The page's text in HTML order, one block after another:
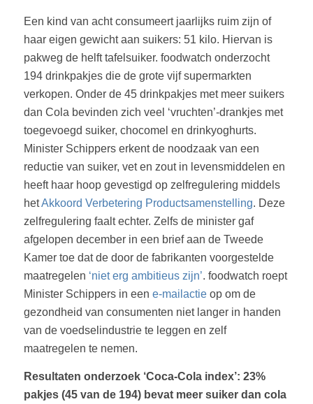
Een kind van acht consumeert jaarlijks ruim zijn of
haar eigen gewicht aan suikers: 51 kilo. Hiervan is
pakweg de helft tafelsuiker. foodwatch onderzocht
194 drinkpakjes die de grote vijf supermarkten
verkopen. Onder de 45 drinkpakjes met meer suikers
dan Cola bevinden zich veel ‘vruchten’-drankjes met
toegevoegd suiker, chocomel en drinkyoghurts.
Minister Schippers erkent de noodzaak van een
reductie van suiker, vet en zout in levensmiddelen en
heeft haar hoop gevestigd op zelfregulering middels
hetAkkoord Verbetering Productsamenstelling. Deze
zelfregulering faalt echter. Zelfs de minister gaf
afgelopen december in een brief aan de Tweede
Kamer toe dat de door de fabrikanten voorgestelde
maatregelen ‘niet erg ambitieus zijn’. foodwatch roept
Minister Schippers in een e-mailactieop om de
gezondheid van consumenten niet langer in handen
van de voedselindustrie te leggen en zelf
maatregelen te nemen.
Resultaten onderzoek ‘Coca-Cola index’: 23%
pakjes (45 van de 194) bevat meer suiker dan cola